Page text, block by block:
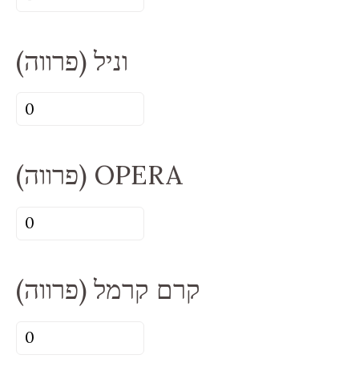
(פרווה)
וניל (פרווה)
כמות
(פרווה)
(פרווה) OPERA
כמות
OPERA
קרם קרמל (פרווה)
כמות